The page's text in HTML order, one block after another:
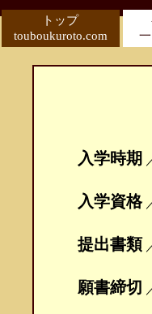
トップ
touboukuroto.com
入学時期
入学資格
提出書類
願書締切